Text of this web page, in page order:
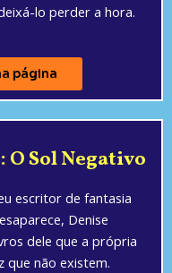
lo perder a hora.
página
O Sol Negativo
escritor de fantasia
Denise
dele que a própria
que não existem.